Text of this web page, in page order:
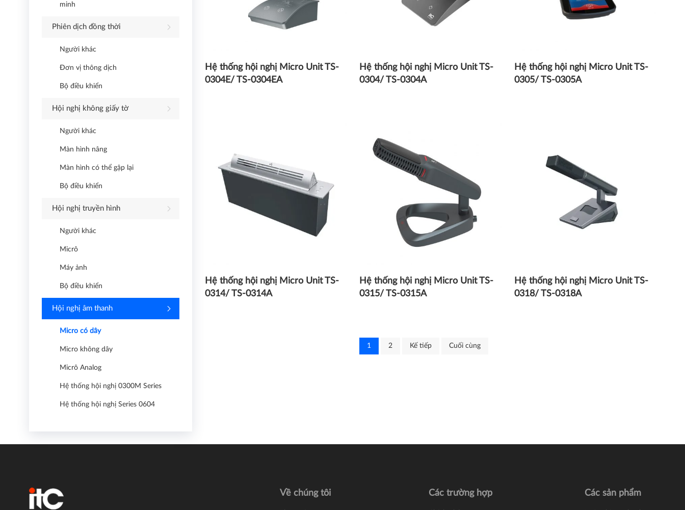
minh
Phiên dịch đồng thời
Người khác
Đơn vị thông dịch
Bộ điều khiển
Hội nghị không giấy tờ
Người khác
Màn hình nâng
Màn hình có thể gập lại
Bộ điều khiển
Hội nghị truyền hình
Người khác
Micrô
Máy ảnh
Bộ điều khiển
Hội nghị âm thanh
Micro có dây
Micro không dây
Micrô Analog
Hệ thống hội nghị 0300M Series
Hệ thống hội nghị Series 0604
Hệ thống hội nghị Micro Unit TS-
0304E/ TS-0304EA
Hệ thống hội nghị Micro Unit TS-
0304/ TS-0304A
Hệ thống hội nghị Micro Unit TS-
0305/ TS-0305A
Hệ thống hội nghị Micro Unit TS-
0314/ TS-0314A
Hệ thống hội nghị Micro Unit TS-
0315/ TS-0315A
Hệ thống hội nghị Micro Unit TS-
0318/ TS-0318A
1 2 Kế tiếp Cuối cùng
Về chúng tôi Các trường hợp Các sản phẩm